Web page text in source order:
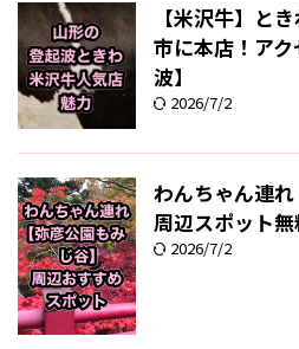
【米沢牛】と
市に本店！ア
波】
2026/7/2
わんちゃん連れ
周辺スポット
2026/7/2